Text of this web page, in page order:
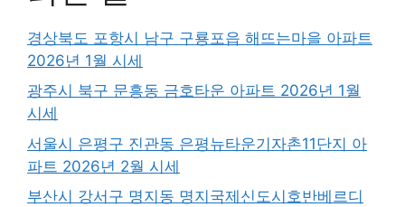
경상북도 포항시 남구 구룡포읍 해뜨는마을 아파트
2026년 1월 시세
광주시 북구 문흥동 금호타운 아파트 2026년 1월
시세
서울시 은평구 진관동 은평뉴타운기자촌11단지 아
파트 2026년 2월 시세
부산시 강서구 명지동 명지국제신도시호반베르디